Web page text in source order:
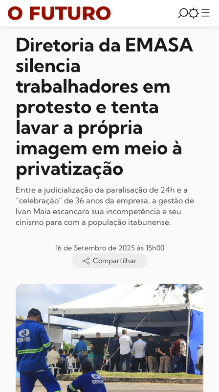
Diretoria da EMASA
silencia
trabalhadores em
protesto e tenta
lavar a própria
imagem em meio à
privatização
Entre a judicialização da paralisação de 24h e a
“celebração” de 36 anos da empresa, a gestão de
Ivan Maia escancara sua incompetência e seu
cinismo para com a população itabunense.
16 de Setembro de 2025 às 15h00
Compartilhar